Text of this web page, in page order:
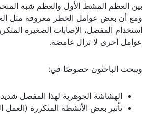
ومع أن بعض عوامل الخطر معروفة مثل
استخدام المفصل، الإصابات الصغيرة
عوامل أخرى لا تزال غامضة.
ويبحث الباحثون خصوصًا في:
الهشاشة الجوهرية لهذا المفصل شديد
تأثير بعض الأنشطة المتكررة (العمل